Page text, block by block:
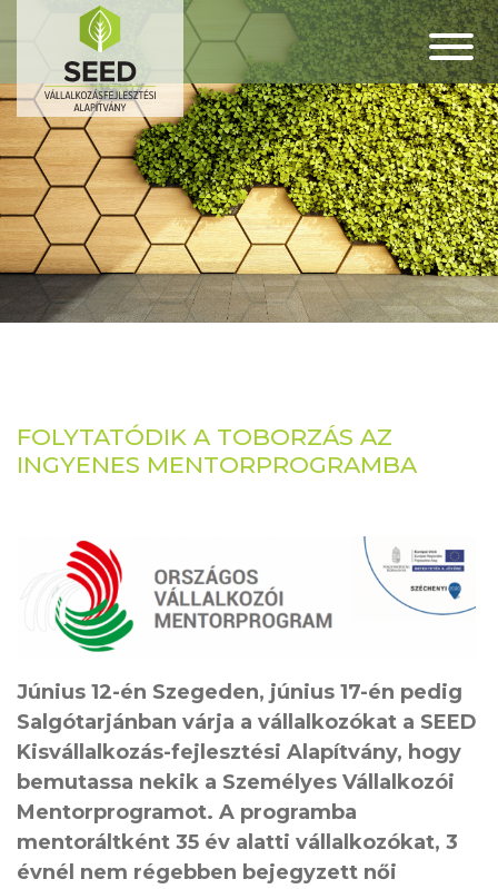
FOLYTATÓDIK A TOBORZÁS AZ
INGYENES MENTORPROGRAMBA
Június 12-én Szegeden, június 17-én pedig
Salgótarjánban várja a vállalkozókat a SEED
Kisvállalkozás-fejlesztési Alapítvány, hogy
bemutassa nekik a Személyes Vállalkozói
Mentorprogramot. A programba
mentoráltként 35 év alatti vállalkozókat, 3
évnél nem régebben bejegyzett női